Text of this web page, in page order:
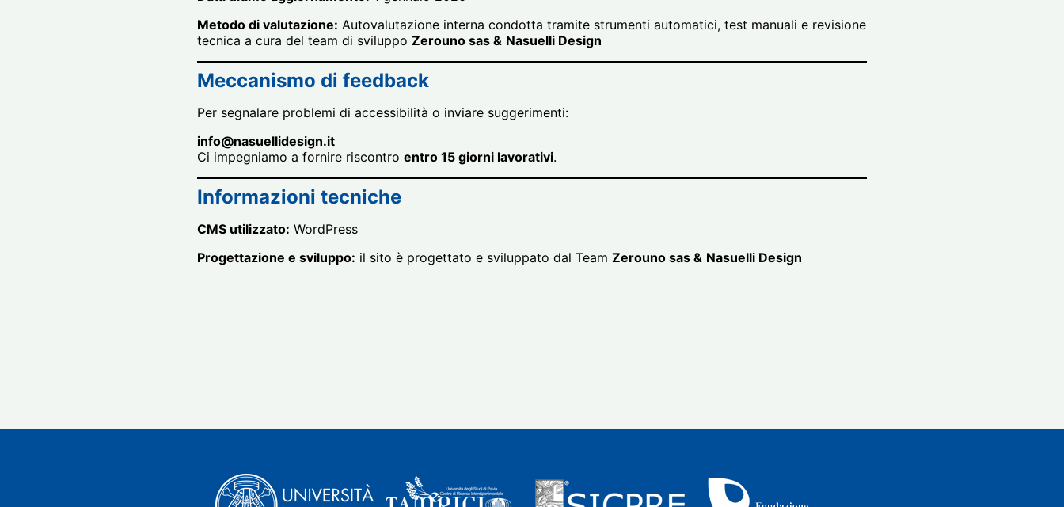
Metodo di valutazione: Autovalutazione interna condotta tramite strumenti automatici, test manuali e revisione
tecnica a cura del team di sviluppo Zerouno sas & Nasuelli Design
Meccanismo di feedback
Per segnalare problemi di accessibilità o inviare suggerimenti:
info@nasuellidesign.it
Ci impegniamo a fornire riscontro entro 15 giorni lavorativi.
Informazioni tecniche
CMS utilizzato: WordPress
Progettazione e sviluppo: il sito è progettato e sviluppato dal Team Zerouno sas & Nasuelli Design